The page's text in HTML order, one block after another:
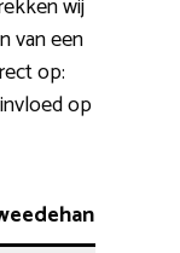
van een
op:
op